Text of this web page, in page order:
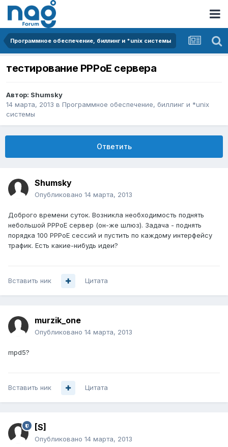
Программное обеспечение, биллинг и *unix системы
тестирование PPPoE сервера
Автор: Shumsky
14 марта, 2013 в Программное обеспечение, биллинг и *unix
системы
Ответить
Shumsky
Опубликовано 14 марта, 2013
Доброго времени суток. Возникла необходимость поднять
небольшой PPPoE сервер (он-же шлюз). Задача - поднять
порядка 100 PPPoE сессий и пустить по каждому интерфейсу
трафик. Есть какие-нибудь идеи?
Вставить ник Цитата
murzik_one
Опубликовано 14 марта, 2013
mpd5?
Вставить ник Цитата
[S]
Опубликовано 14 марта, 2013